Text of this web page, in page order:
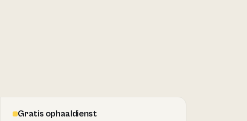
Gratis ophaaldienst